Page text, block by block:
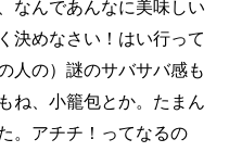
なんであんなに美味しい
決めなさい！はい行って
人の）謎のサバサバ感も
ね、小籠包とか。たまん
。アチチ！ってなるの